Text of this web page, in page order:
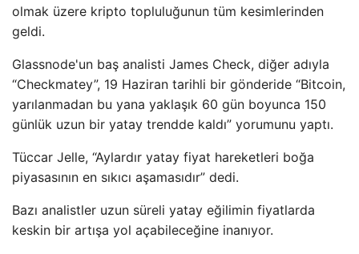
olmak üzere kripto topluluğunun tüm kesimlerinden
geldi.
Glassnode'un baş analisti James Check, diğer adıyla
“Checkmatey”, 19 Haziran tarihli bir gönderide “Bitcoin,
yarılanmadan bu yana yaklaşık 60 gün boyunca 150
günlük uzun bir yatay trendde kaldı” yorumunu yaptı.
Tüccar Jelle, “Aylardır yatay fiyat hareketleri boğa
piyasasının en sıkıcı aşamasıdır” dedi.
Bazı analistler uzun süreli yatay eğilimin fiyatlarda
keskin bir artışa yol açabileceğine inanıyor.